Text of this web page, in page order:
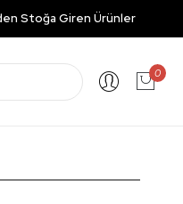
Stoğa Giren Ürünler
0